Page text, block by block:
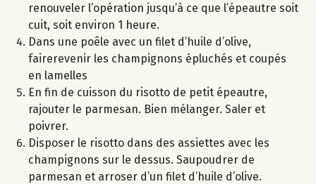
renouveler l’opération jusqu’à ce que l’épeautre soit
cuit, soit environ 1 heure.
Dans une poêle avec un filet d’huile d’olive,
fairerevenir les champignons épluchés et coupés
en lamelles
En fin de cuisson du risotto de petit épeautre,
rajouter le parmesan. Bien mélanger. Saler et
poivrer.
Disposer le risotto dans des assiettes avec les
champignons sur le dessus. Saupoudrer de
parmesan et arroser d’un filet d’huile d’olive.